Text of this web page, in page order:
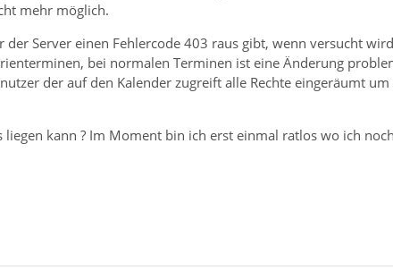
mehr möglich.
Server einen Fehlercode 403 raus gibt, wenn versucht
bei normalen Terminen ist eine Änderung
der auf den Kalender zugreift alle Rechte eingeräumt
kann ? Im Moment bin ich erst einmal ratlos wo ich